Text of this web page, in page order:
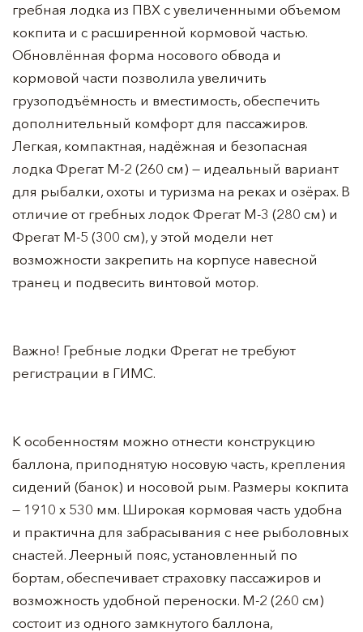
гребная лодка из ПВХ с увеличенными объемом
кокпита и с расширенной кормовой частью.
Обновлённая форма носового обвода и
кормовой части позволила увеличить
грузоподъёмность и вместимость, обеспечить
дополнительный комфорт для пассажиров.
Легкая, компактная, надёжная и безопасная
лодка Фрегат М-2 (260 см) — идеальный вариант
для рыбалки, охоты и туризма на реках и озёрах. В
отличие от гребных лодок Фрегат М-3 (280 см) и
Фрегат М-5 (300 см), у этой модели нет
возможности закрепить на корпусе навесной
транец и подвесить винтовой мотор.
Важно! Гребные лодки Фрегат не требуют
регистрации в ГИМС.
К особенностям можно отнести конструкцию
баллона, приподнятую носовую часть, крепления
сидений (банок) и носовой рым. Размеры кокпита
— 1910 х 530 мм. Широкая кормовая часть удобна
и практична для забрасывания с нее рыболовных
снастей. Леерный пояс, установленный по
бортам, обеспечивает страховку пассажиров и
возможность удобной переноски. М-2 (260 см)
состоит из одного замкнутого баллона,